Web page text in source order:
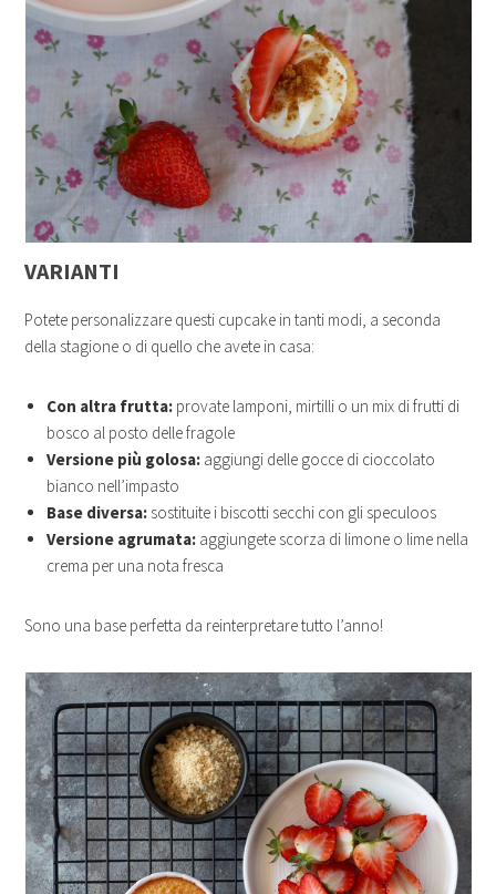
VARIANTI
Potete personalizzare questi cupcake in tanti modi, a seconda
della stagione o di quello che avete in casa:
Con altra frutta: provate lamponi, mirtilli o un mix di frutti di
bosco al posto delle fragole
Versione più golosa: aggiungi delle gocce di cioccolato
bianco nell’impasto
Base diversa: sostituite i biscotti secchi con gli speculoos
Versione agrumata: aggiungete scorza di limone o lime nella
crema per una nota fresca
Sono una base perfetta da reinterpretare tutto l’anno!